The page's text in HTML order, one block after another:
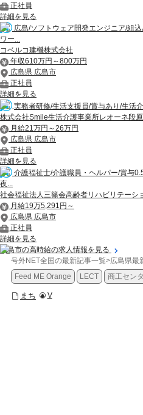
正社員
詳細を見る
広島/ソフトウェア開発エンジニア/組
ワー...
コベルコ建機株式会社
年収610万円～800万円
広島県 広島市
正社員
詳細を見る
実務者研修/生活支援員/賞与あり/生活
株式会社Smile生活介護事業所レオーネ段原
月給21万円～26万円
広島県 広島市
正社員
詳細を見る
介護福祉士/介護職員・ヘルパー/賞与
夜...
社会福祉法人三篠会高齢者リハビリテーシ
月給19万5,291円～
広島県 広島市
正社員
詳細を見る
広島市の高時給の求人情報を見る
号外NET全国の最新記事一覧>広島県最
Feed ME Orange
LECT 商工セン
まち V